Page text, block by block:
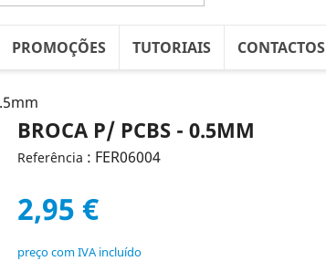
PROMOÇÕES TUTORIAIS CONTACTOS
BROCA P/ PCBS - 0.5MM
Referência : FER06004
2,95 €
preço com IVA incluído